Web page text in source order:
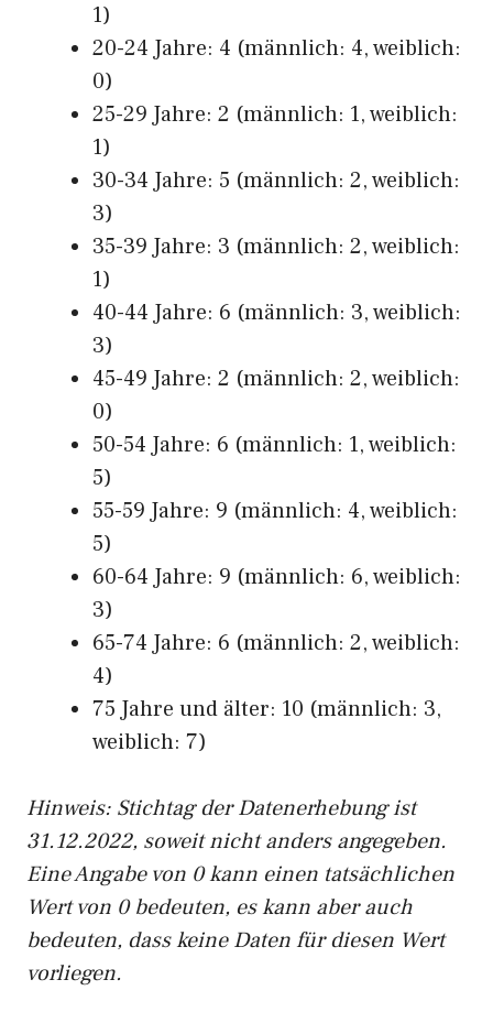
1)
20-24 Jahre: 4 (männlich: 4, weiblich:
0)
25-29 Jahre: 2 (männlich: 1, weiblich:
1)
30-34 Jahre: 5 (männlich: 2, weiblich:
3)
35-39 Jahre: 3 (männlich: 2, weiblich:
1)
40-44 Jahre: 6 (männlich: 3, weiblich:
3)
45-49 Jahre: 2 (männlich: 2, weiblich:
0)
50-54 Jahre: 6 (männlich: 1, weiblich:
5)
55-59 Jahre: 9 (männlich: 4, weiblich:
5)
60-64 Jahre: 9 (männlich: 6, weiblich:
3)
65-74 Jahre: 6 (männlich: 2, weiblich:
4)
75 Jahre und älter: 10 (männlich: 3,
weiblich: 7)
Hinweis: Stichtag der Datenerhebung ist
31.12.2022, soweit nicht anders angegeben.
Eine Angabe von 0 kann einen tatsächlichen
Wert von 0 bedeuten, es kann aber auch
bedeuten, dass keine Daten für diesen Wert
vorliegen.